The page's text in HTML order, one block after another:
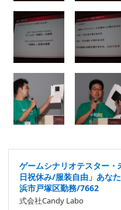
ゲームシナリオテスター
日祝休み/服装自由」あな
浜市戸塚区勤務/7662
式会社Candy Labo